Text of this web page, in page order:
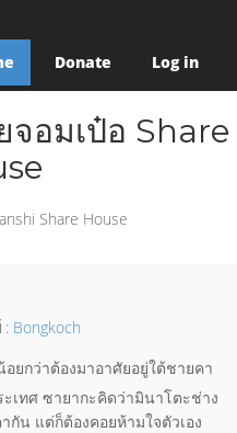
Donate Log in
อมเป๋อ Share
Share House
: Bongkoch
ยกว่าต้องมาอาศัยอยู่ใต้ชายคา
เทศ ซายากะคิดว่ามินาโตะช่าง
น แต่ก็ต้องคอยห้ามใจตัวเอง